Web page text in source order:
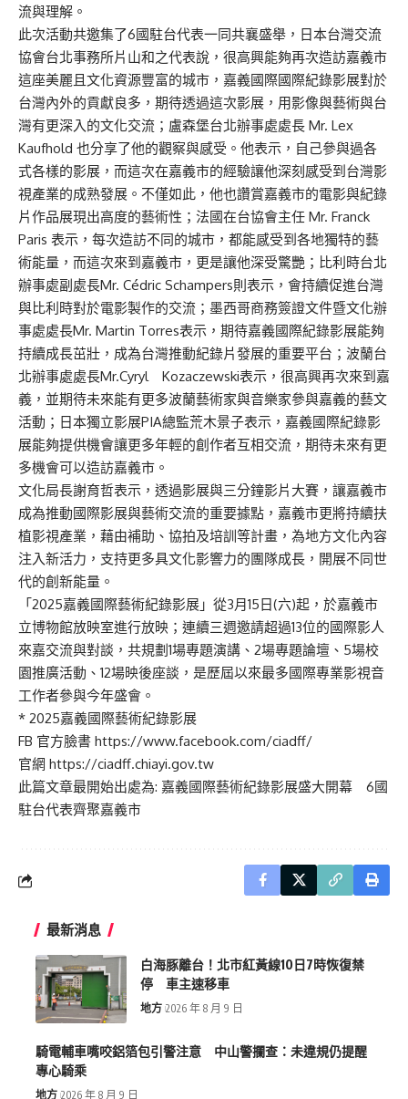
流與理解。
此次活動共邀集了6國駐台代表一同共襄盛舉，日本台灣交流
協會台北事務所片山和之代表說，很高興能夠再次造訪嘉義市
這座美麗且文化資源豐富的城市，嘉義國際國際紀錄影展對於
台灣內外的貢獻良多，期待透過這次影展，用影像與藝術與台
灣有更深入的文化交流；盧森堡台北辦事處處長 Mr. Lex
Kaufhold 也分享了他的觀察與感受。他表示，自己參與過各
式各樣的影展，而這次在嘉義市的經驗讓他深刻感受到台灣影
視產業的成熟發展。不僅如此，他也讚賞嘉義市的電影與紀錄
片作品展現出高度的藝術性；法國在台協會主任 Mr. Franck
Paris 表示，每次造訪不同的城市，都能感受到各地獨特的藝
術能量，而這次來到嘉義市，更是讓他深受驚艷；比利時台北
辦事處副處長Mr. Cédric Schampers則表示，會持續促進台灣
與比利時對於電影製作的交流；墨西哥商務簽證文件暨文化辦
事處處長Mr. Martin Torres表示，期待嘉義國際紀錄影展能夠
持續成長茁壯，成為台灣推動紀錄片發展的重要平台；波蘭台
北辦事處處長Mr.Cyryl Kozaczewski表示，很高興再次來到嘉
義，並期待未來能有更多波蘭藝術家與音樂家參與嘉義的藝文
活動；日本獨立影展PIA總監荒木景子表示，嘉義國際紀錄影
展能夠提供機會讓更多年輕的創作者互相交流，期待未來有更
多機會可以造訪嘉義市。
文化局長謝育哲表示，透過影展與三分鐘影片大賽，讓嘉義市
成為推動國際影展與藝術交流的重要據點，嘉義市更將持續扶
植影視產業，藉由補助、協拍及培訓等計畫，為地方文化內容
注入新活力，支持更多具文化影響力的團隊成長，開展不同世
代的創新能量。
「2025嘉義國際藝術紀錄影展」從3月15日(六)起，於嘉義市
立博物館放映室進行放映；連續三週邀請超過13位的國際影人
來嘉交流與對談，共規劃1場專題演講、2場專題論壇、5場校
園推廣活動、12場映後座談，是歷屆以來最多國際專業影視音
工作者參與今年盛會。
* 2025嘉義國際藝術紀錄影展
FB 官方臉書 https://www.facebook.com/ciadff/
官網 https://ciadff.chiayi.gov.tw
此篇文章最開始出處為: 嘉義國際藝術紀錄影展盛大開幕 6國
駐台代表齊聚嘉義市
最新消息
白海豚離台！北市紅黃線10日7時恢復禁
停 車主速移車
地方 2026 年 8 月 9 日
騎電輔車嘴咬鋁箔包引警注意 中山警攔查：未違規仍提醒
專心騎乘
地方 2026 年 8 月 9 日